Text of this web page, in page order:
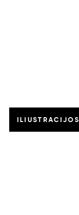
ILIUSTRACIJOS